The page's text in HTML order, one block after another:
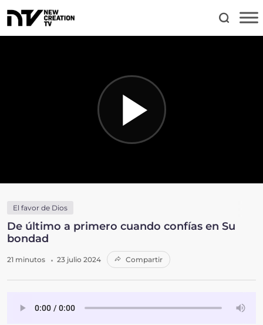
El favor de Dios
De último a primero cuando confías en Su
bondad
21 minutos 23 julio 2024 Compartir